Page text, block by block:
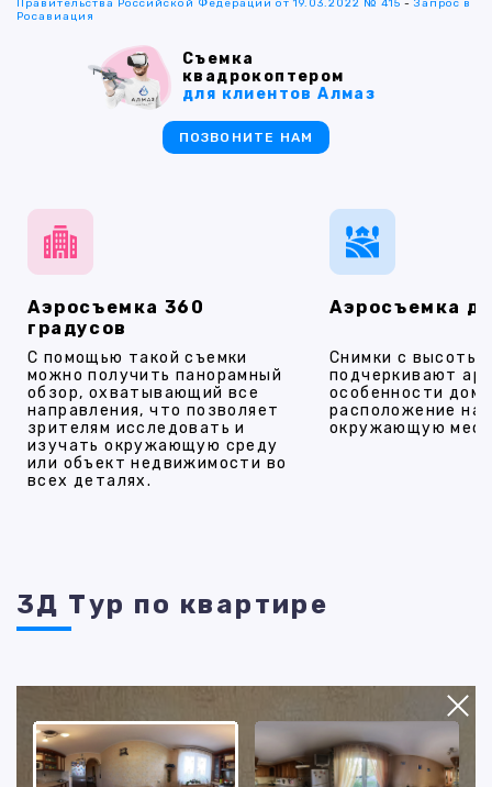
Аэросъемка 360
градусов
С помощью такой съемки
можно получить панорамный
обзор, охватывающий все
направления, что позволяет
зрителям исследовать и
изучать окружающую среду
или объект недвижимости во
всех деталях.
Аэросъемка
Снимки с высоты
подчеркивают
особенности
расположение на
окружающую
Правительства Российской Федерации от 19.03.2022 № 415 -Запрос в
Росавиация
Съемка
квадрокоптером
для клиентов Алмаз
ПОЗВОНИТЕ НАМ
3Д Тур по квартире